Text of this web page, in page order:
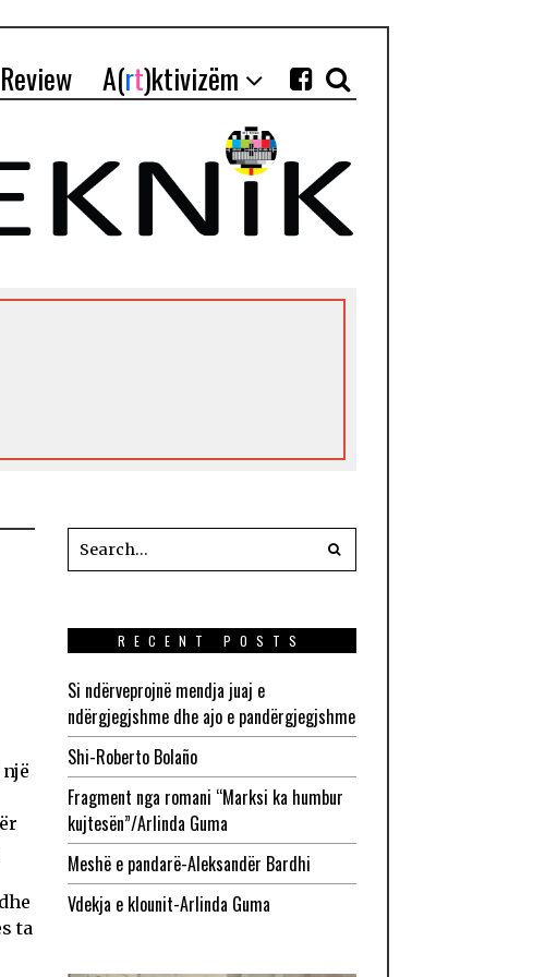
A(rt)ktivizëm
ta
RECENT POSTS
Si ndërveprojnë mendja juaj e
ndërgjegjshme dhe ajo e pandërgjegjshme
Shi-Roberto Bolaño
Fragment nga romani “Marksi ka humbur
kujtesën”/Arlinda Guma
Meshë e pandarë-Aleksandër Bardhi
Vdekja e klounit-Arlinda Guma